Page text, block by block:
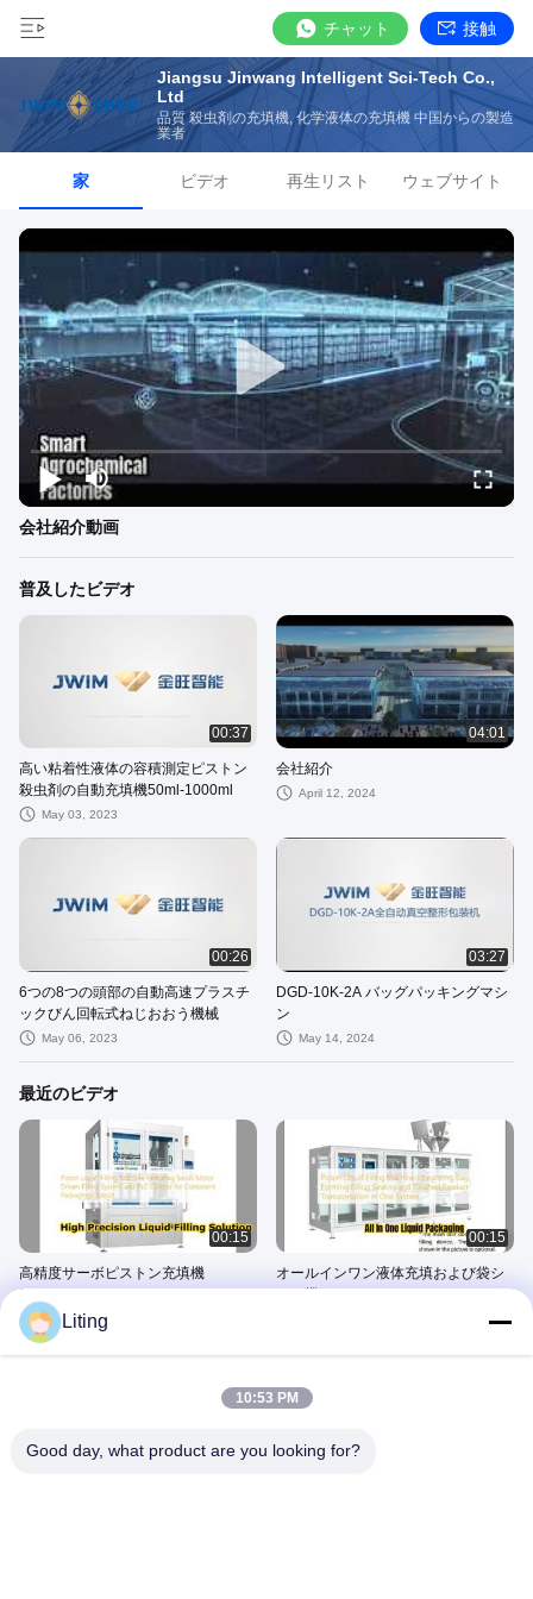
チャット 接触
Jiangsu Jinwang Intelligent Sci-Tech Co.,
Ltd
品質 殺虫剤の充填機, 化学液体の充填機 中国からの製造
業者
家 ビデオ 再生リスト ウェブサイト
会社紹介動画
普及したビデオ
00:37
高い粘着性液体の容積測定ピストン
殺虫剤の自動充填機50ml-1000ml
May 03, 2023
04:01
会社紹介
April 12, 2024
00:26
6つの8つの頭部の自動高速プラスチ
ックびん回転式ねじおおう機械
May 06, 2023
03:27
DGD-10K-2A バッグパッキングマシ
ン
May 14, 2024
最近のビデオ
00:15
高精度サーボピストン充填機
CCG5000 6D
August 06, 2026
00:15
オールインワン液体充填および袋シ
00:15
Liting
10:53 PM
Good day, what product are you looking for?